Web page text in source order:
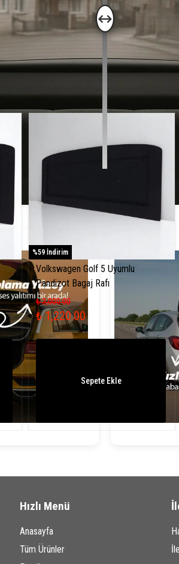
↔
%59 İndirim
Volkswagen Golf 5 Uyumlu
Pandizot Bagaj Rafı
₺ 3,000.00
₺ 1,220.00
Sepete Ekle
Hızlı Menü
Anasayfa
Tüm Ürünler